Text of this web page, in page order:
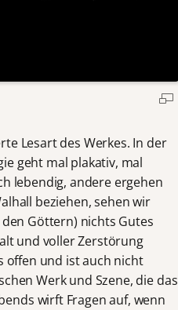
Lesart des Werkes. In der
geht mal plakativ, mal
lebendig, andere ergehen
beziehen, sehen wir
Göttern) nichts Gutes
und voller Zerstörung
offen und ist auch nicht
Werk und Szene, die das
wirft Fragen auf, wenn